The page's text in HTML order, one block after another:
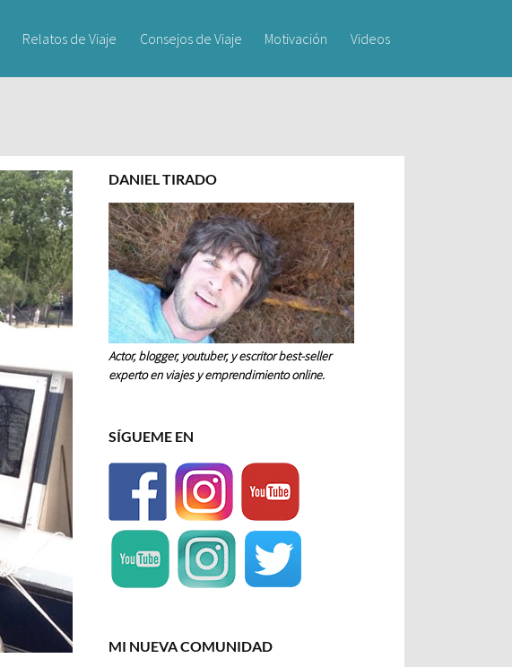
Relatos de Viaje Consejos de Viaje Motivación Videos
DANIEL TIRADO
Actor, blogger, youtuber, y escritor best-seller
experto en viajes y emprendimiento online.
SÍGUEME EN
MI NUEVA COMUNIDAD